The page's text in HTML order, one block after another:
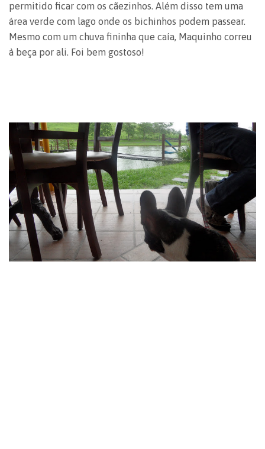
permitido ficar com os cãezinhos. Além disso tem uma
área verde com lago onde os bichinhos podem passear.
Mesmo com um chuva fininha que caía, Maquinho correu
à beça por ali. Foi bem gostoso!